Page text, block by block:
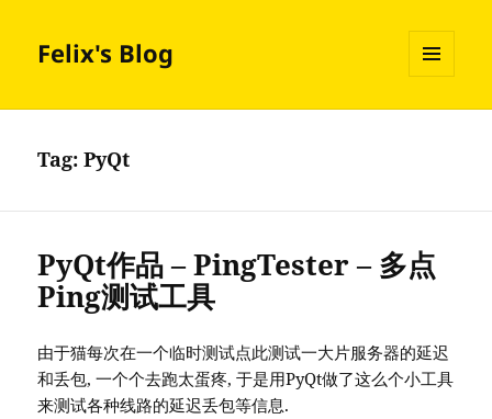
Felix's Blog
AND
Tag:PyQt
PyQt作品 – PingTester – 多点
Ping测试工具
由于猫每次在一个临时测试点此测试一大片服务器的延迟
和丢包, 一个个去跑太蛋疼, 于是用PyQt做了这么个小工具
来测试各种线路的延迟丢包等信息.